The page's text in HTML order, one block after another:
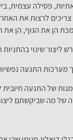
פסילה
לרצות את
הן את הגוף, הן
ליצור שינוי
התנעה
של התנעה
של מה שביקשתם